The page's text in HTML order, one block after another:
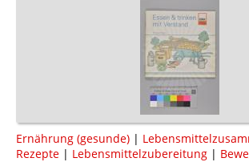
Ernährung (gesunde) |
Rezepte | Lebensmittelzubereitung |